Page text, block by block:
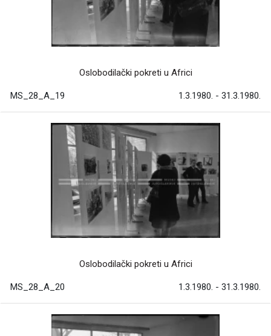
Oslobodilački pokreti u Africi
MS_28_A_19 1.3.1980. - 31.3.1980.
Oslobodilački pokreti u Africi
MS_28_A_20 1.3.1980. - 31.3.1980.